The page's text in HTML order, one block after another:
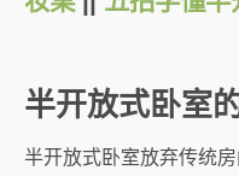
半开放式卧室
半开放式卧室放弃传统